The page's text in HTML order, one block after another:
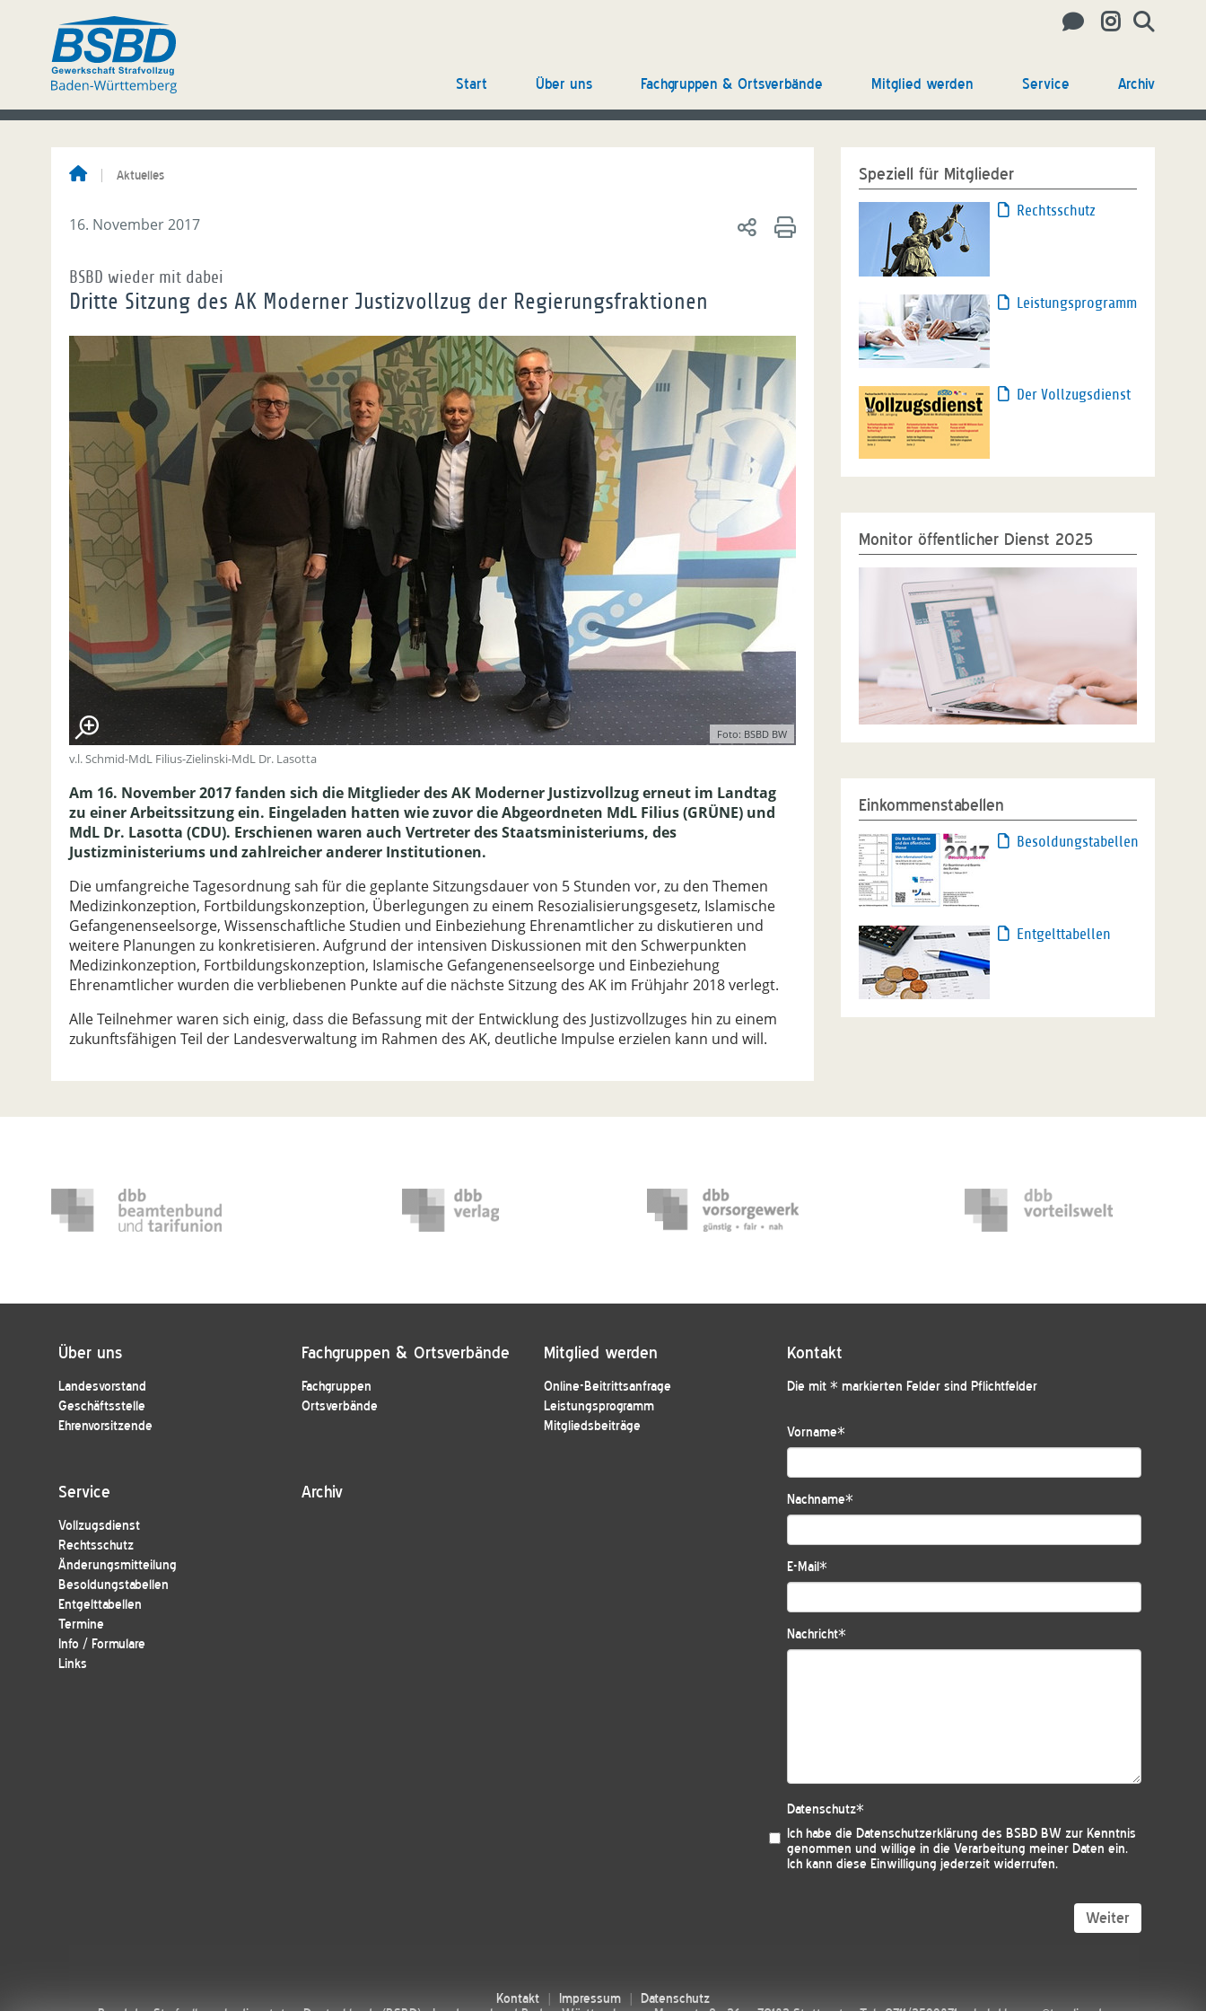
Start Über uns Fachgruppen & Ortsverbände Mitglied werden Service Archiv
Aktuelles
16. November 2017
BSBD wieder mit dabei
Dritte Sitzung des AK Moderner Justizvollzug der Regierungsfraktionen
Foto: BSBD BW
v.l. Schmid-MdL Filius-Zielinski-MdL Dr. Lasotta
Am 16. November 2017 fanden sich die Mitglieder des AK Moderner Justizvollzug erneut im Landtag
zu einer Arbeitssitzung ein. Eingeladen hatten wie zuvor die Abgeordneten MdL Filius (GRÜNE) und
MdL Dr. Lasotta (CDU). Erschienen waren auch Vertreter des Staatsministeriums, des
Justizministeriums und zahlreicher anderer Institutionen.
Die umfangreiche Tagesordnung sah für die geplante Sitzungsdauer von 5 Stunden vor, zu den Themen
Medizinkonzeption, Fortbildungskonzeption, Überlegungen zu einem Resozialisierungsgesetz, Islamische
Gefangenenseelsorge, Wissenschaftliche Studien und Einbeziehung Ehrenamtlicher zu diskutieren und
weitere Planungen zu konkretisieren. Aufgrund der intensiven Diskussionen mit den Schwerpunkten
Medizinkonzeption, Fortbildungskonzeption, Islamische Gefangenenseelsorge und Einbeziehung
Ehrenamtlicher wurden die verbliebenen Punkte auf die nächste Sitzung des AK im Frühjahr 2018 verlegt.
Alle Teilnehmer waren sich einig, dass die Befassung mit der Entwicklung des Justizvollzuges hin zu einem
zukunftsfähigen Teil der Landesverwaltung im Rahmen des AK, deutliche Impulse erzielen kann und will.
Speziell für Mitglieder
Rechtsschutz
Leistungsprogramm
Der Vollzugsdienst
Monitor öffentlicher Dienst 2025
Einkommenstabellen
Besoldungstabellen
Entgelttabellen
Über uns
Landesvorstand
Geschäftsstelle
Ehrenvorsitzende
Fachgruppen & Ortsverbände
Fachgruppen
Ortsverbände
Mitglied werden
Online-Beitrittsanfrage
Leistungsprogramm
Mitgliedsbeiträge
Service
Vollzugsdienst
Rechtsschutz
Änderungsmitteilung
Besoldungstabellen
Entgelttabellen
Termine
Info / Formulare
Links
Archiv
Kontakt
Die mit * markierten Felder sind Pflichtfelder
Vorname*
Nachname*
E-Mail*
Nachricht*
Datenschutz*
Ich habe die Datenschutzerklärung des BSBD BW zur Kenntnis
genommen und willige in die Verarbeitung meiner Daten ein.
Ich kann diese Einwilligung jederzeit widerrufen.
Weiter
Kontakt Impressum
Datenschutz